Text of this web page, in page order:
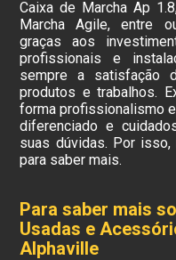
Caixa de Marcha Ap
Marcha Agile, entre
graças aos
profissionais e
sempre a satisfação
produtos e trabalhos.
forma profissionalismo
diferenciado e
suas dúvidas. Por
para saber mais.
Para saber mais
Usadas e
Alphaville